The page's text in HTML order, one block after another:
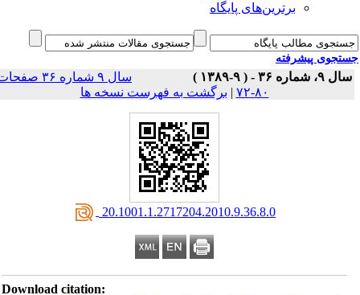
برترین‌های پایگاه
پیشرفته
۳۶ - ( ۹-۱۳۸۹ )
سال ۹ شماره ۳۶ صفحات
|برگشت به فهرست نسخه ها
‎ 20.1001.1.2717204.2010.9.36.8.0
Download citation: